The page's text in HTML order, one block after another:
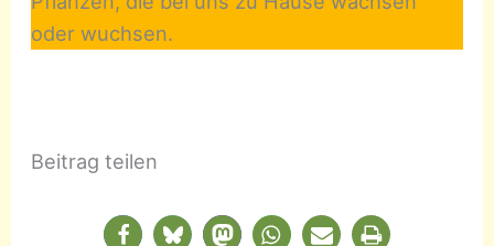
oder wuchsen.
Beitrag teilen